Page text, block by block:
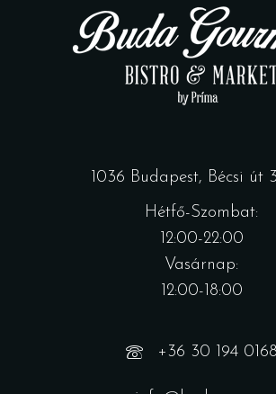
1036 Budapest, Bécsi út
Hétfő-Szombat:
12:00-22:00
Vasárnap:
12:00-18:00
+36 30 194 0168